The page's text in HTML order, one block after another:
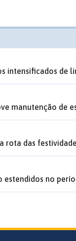
intensificados de
manutenção de
rota das
estendidos no